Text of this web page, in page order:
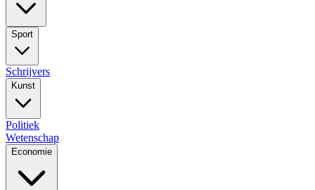
Sport
Schrijvers
Kunst
Politiek
Wetenschap
Economie